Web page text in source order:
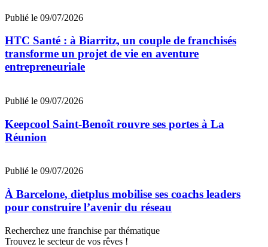
Publié le 09/07/2026
HTC Santé : à Biarritz, un couple de franchisés
transforme un projet de vie en aventure
entrepreneuriale
Publié le 09/07/2026
Keepcool Saint-Benoît rouvre ses portes à La
Réunion
Publié le 09/07/2026
À Barcelone, dietplus mobilise ses coachs leaders
pour construire l’avenir du réseau
Recherchez une franchise par thématique
Trouvez le secteur de vos rêves !